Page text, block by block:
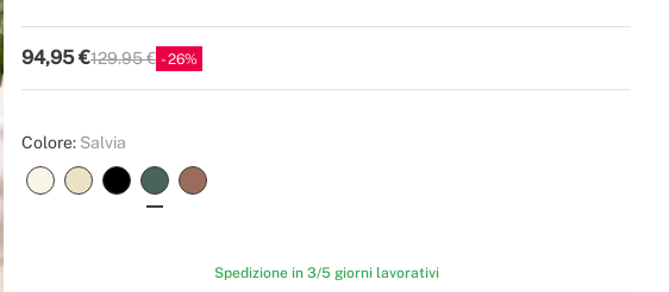
94,95 €P.V.P
129.95 € 26
Colore: Salvia
Spedizione in 3/5 giorni lavorativi